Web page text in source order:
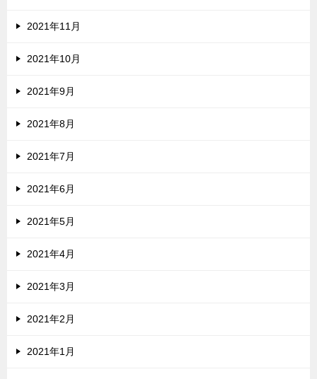
2021年11月
2021年10月
2021年9月
2021年8月
2021年7月
2021年6月
2021年5月
2021年4月
2021年3月
2021年2月
2021年1月